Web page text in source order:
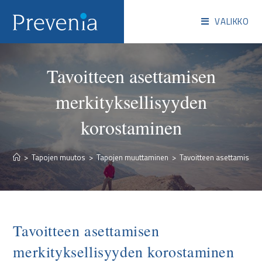
VALIKKO
Tavoitteen asettamisen
merkityksellisyyden
korostaminen
> Tapojen muutos > Tapojen muuttaminen > Tavoitteen asettamisen
Tavoitteen asettamisen
merkityksellisyyden korostaminen